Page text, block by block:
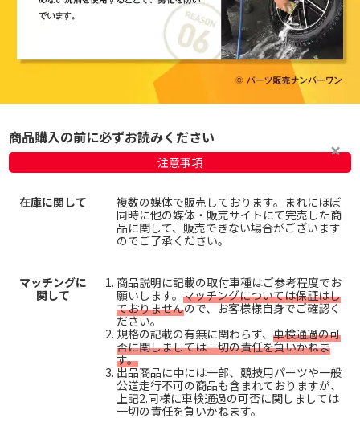
商品購入の前に必ずお読みください
注意事項
在庫に関して
複数の媒体で販売しております。まれにほぼ
同時に他の媒体・販売サイトにて完売した商
品に関して、販売できない場合がございます
のでご了承ください。
マッチングに
関して
商品説明に記載の取付車種はご参考程度でお
願いします。 マッチングについては保証はし
ておりませんので、お客様様自身でご確認く
ださい。
規格の記載の有無に関わらず、 車検通過の可
否に関しましては一切の責任を負いかねま
す。
出品商品に中には一部、競技用パーツや一般
公道走行不可の商品も含まれておりますが、
上記2.同様に車検通過の可否に関しましては
一切の責任を負いかねます。